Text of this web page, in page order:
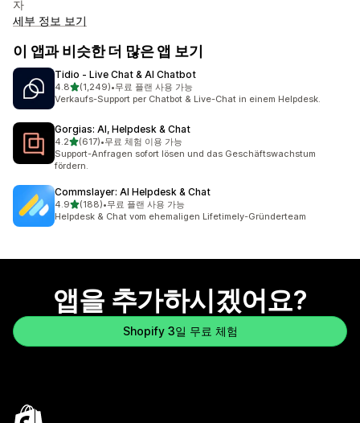
자
세부 정보 보기
이 앱과 비슷한 더 많은 앱 보기
Tidio ‑ Live Chat & AI Chatbot
4.8별 5개 중
(1,249)
총 리뷰 1249개
•무료 플랜 사용 가능
Verkaufs-Support per Chatbot & Live-Chat in einem Helpdesk.
Gorgias: AI, Helpdesk & Chat
4.2별 5개 중
(617)
총 리뷰 617개
•무료 체험 이용 가능
Support-Anfragen sofort lösen und das Geschäftswachstum
fördern.
Commslayer: AI Helpdesk & Chat
4.9별 5개 중
(188)
총 리뷰 188개
•무료 플랜 사용 가능
Helpdesk & Chat vom ehemaligen Lifetimely-Gründerteam
앱을 추가하시겠어요?
Shopify 3일 무료 체험